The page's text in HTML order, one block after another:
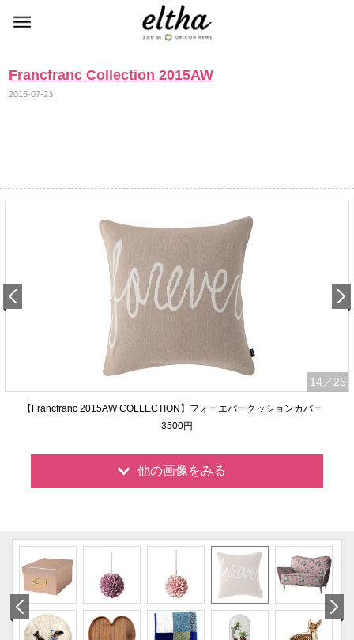
Francfranc Collection 2015AW
2015-07-23
14 ／26
【Francfranc 2015AW COLLECTION】フォーエバークッションカバー
3500円
他の画像をみる